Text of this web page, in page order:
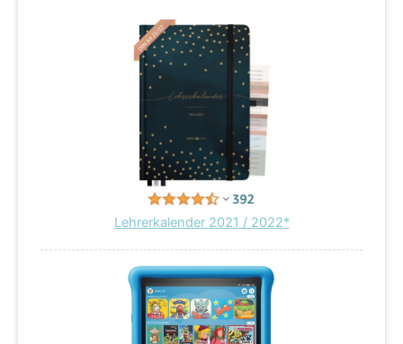
Lehrerkalender 2021 / 2022*